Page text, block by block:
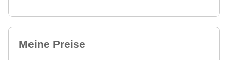
Meine Preise